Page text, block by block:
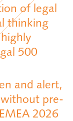
of legal
thinking
500
and alert,
without pre-
2026